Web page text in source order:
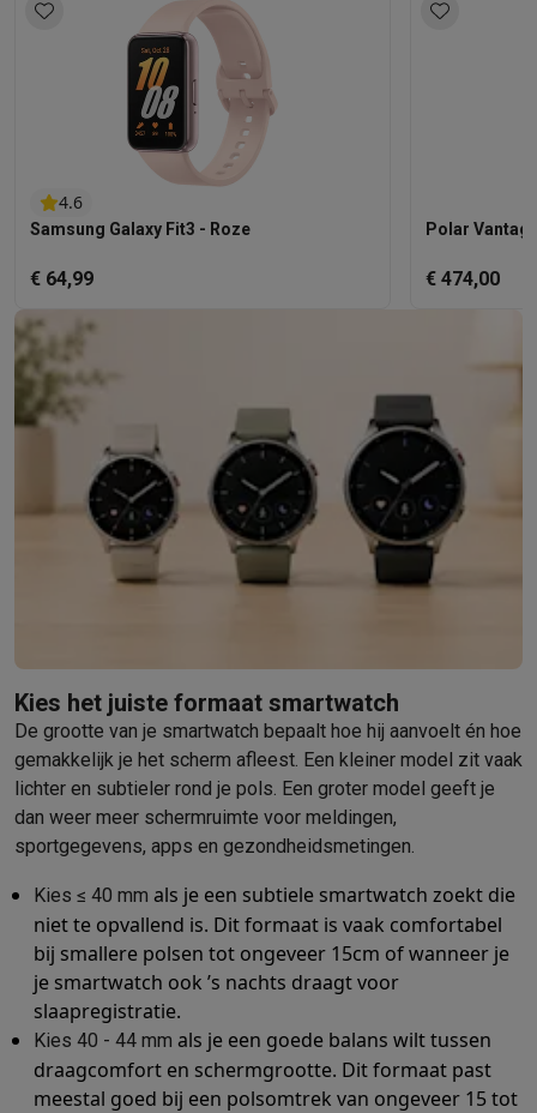
4.6
Samsung Galaxy Fit3 - Roze
€ 64,99
Polar
€ 474,00
Kies het juiste formaat smartwatch
De grootte van je smartwatch bepaalt hoe hij aanvoelt én hoe
gemakkelijk je het scherm afleest. Een kleiner model zit vaak
lichter en subtieler rond je pols. Een groter model geeft je
dan weer meer schermruimte voor meldingen,
sportgegevens, apps en gezondheidsmetingen.
Kies ≤ 40 mm als je een subtiele smartwatch zoekt die
niet te opvallend is. Dit formaat is vaak comfortabel
bij smallere polsen tot ongeveer 15cm of wanneer je
je smartwatch ook ’s nachts draagt voor
slaapregistratie.
Kies 40 - 44 mm als je een goede balans wilt tussen
draagcomfort en schermgrootte. Dit formaat past
meestal goed bij een polsomtrek van ongeveer 15 tot